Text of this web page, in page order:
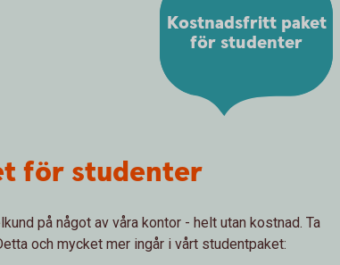
Kostnadsfritt paket
för studenter
för studenter
på något av våra kontor - helt utan kostnad. Ta
och mycket mer ingår i vårt studentpaket: